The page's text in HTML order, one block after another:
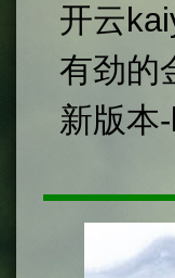
开云
有劲的
新版本